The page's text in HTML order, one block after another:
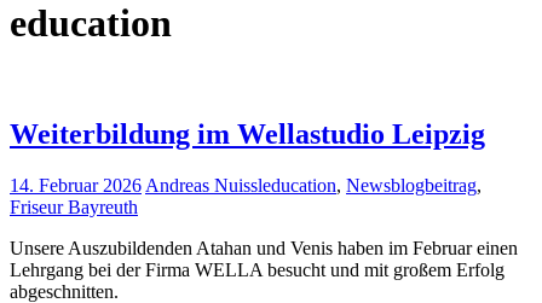
education
Weiterbildung im Wellastudio Leipzig
14. Februar 2026 Andreas Nuissleducation, Newsblogbeitrag,
Friseur Bayreuth
Unsere Auszubildenden Atahan und Venis haben im Februar einen
Lehrgang bei der Firma WELLA besucht und mit großem Erfolg
abgeschnitten.